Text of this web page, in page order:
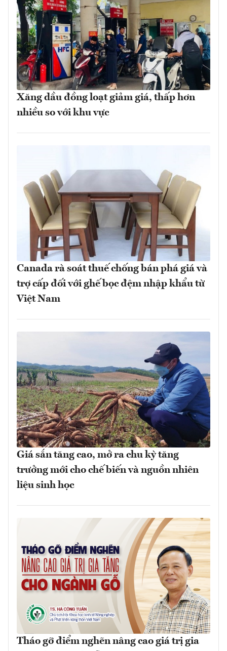
Xăng dầu đồng loạt giảm giá, thấp hơn
nhiều so với khu vực
Canada rà soát thuế chống bán phá giá và
trợ cấp đối với ghế bọc đệm nhập khẩu từ
Việt Nam
Giá sắn tăng cao, mở ra chu kỳ tăng
trưởng mới cho chế biến và nguồn nhiên
liệu sinh học
Tháo gỡ điểm nghẽn nâng cao giá trị gia